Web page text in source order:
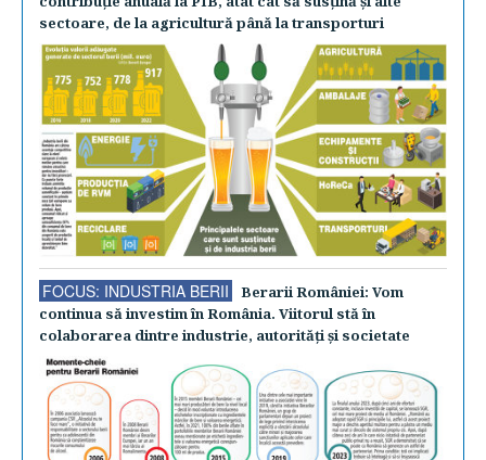
sectoare, de la agricultură până la transporturi
FOCUS: INDUSTRIA BERII
Berarii României: Vom
continua să investim în România. Viitorul stă în
colaborarea dintre industrie, autorităţi şi societate